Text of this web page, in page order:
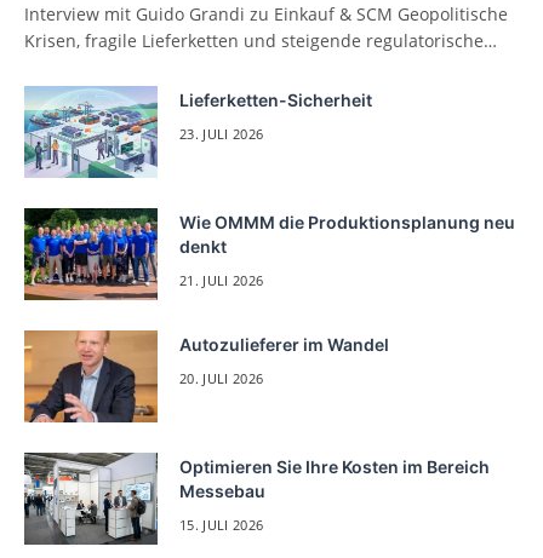
Interview mit Guido Grandi zu Einkauf & SCM Geopolitische
Krisen, fragile Lieferketten und steigende regulatorische…
Lieferketten-Sicherheit
23. JULI 2026
Wie OMMM die Produktionsplanung neu
denkt
21. JULI 2026
Autozulieferer im Wandel
20. JULI 2026
Optimieren Sie Ihre Kosten im Bereich
Messebau
15. JULI 2026